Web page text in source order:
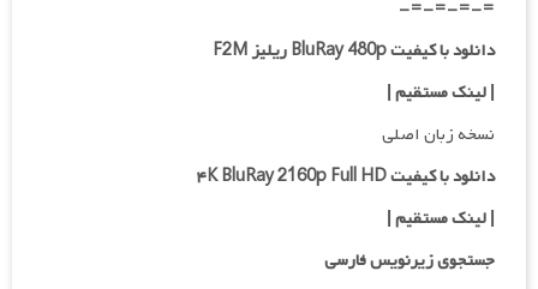
=-=-=-=-
دانلود با کیفیت BluRay 480p ریلیز F2M
| لینک مستقیم|
نسخه زبان اصلی
دانلود با کیفیت ۴K BluRay 2160p Full HD
| لینک مستقیم|
جستجوی زیرنویس فارسی